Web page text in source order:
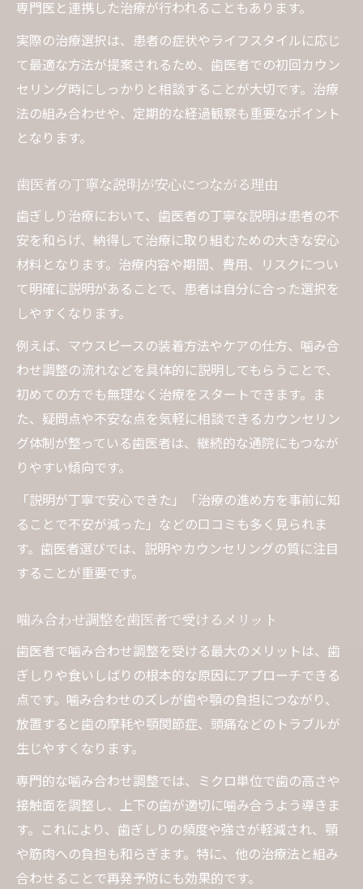
専門医と連携した治療が行われることもあります。
実際の治療選択は、患者の症状やライフスタイルに応じ
て最適な方法が提案されるため、歯医者での初回カウン
セリング時にしっかりと相談することが大切です。治療
法の組み合わせや、定期的な経過観察も重要なポイント
となります。
歯医者の丁寧な説明が安心につながる理由
歯ぎしり治療において、歯医者の丁寧な説明は患者の不
安を和らげ、納得して治療に取り組むための大きな安心
材料となります。治療内容や期間、費用、リスクについ
て明確に説明があることで、患者は自分に合った選択を
しやすくなります。
例えば、マウスピースの装着方法やケアの仕方、噛み合
わせ調整の流れなどを具体的に説明してもらうことで、
初めての方でも無理なく治療をスタートできます。ま
た、疑問点や不安な点を気軽に相談できるカウンセリン
グ体制が整っている歯医者は、継続的な通院にもつなが
りやすい傾向です。
「説明が丁寧で安心できた」「治療の進め方を事前に知
ることで不安が減った」などの口コミも多く見られま
す。歯医者選びでは、説明やカウンセリングの質に注目
することが重要です。
噛み合わせ調整を歯医者で受けるメリット
歯医者で噛み合わせ調整を受ける最大のメリットは、歯
ぎしりや食いしばりの根本的な原因にアプローチできる
点です。噛み合わせのズレが歯や顎の負担につながり、
放置すると歯の摩耗や顎関節症、頭痛などのトラブルが
生じやすくなります。
専門的な噛み合わせ調整では、ミクロ単位で歯の高さや
接触面を調整し、上下の歯が適切に噛み合うよう導きま
す。これにより、歯ぎしりの頻度や強さが軽減され、顎
や筋肉への負担も和らぎます。特に、他の治療法と組み
合わせることで再発予防にも効果的です。